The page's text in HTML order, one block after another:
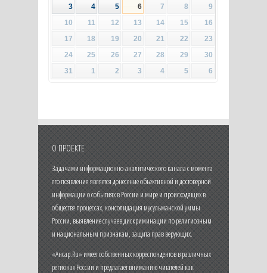
3
4 5 6 7 8
9
10
11 12 13 14 15
16
17
18 19 20 21 22
23
24
25 26 27 28 29
30
31
1 2 3 4 5 6
О ПРОЕКТЕ
Задачами информационно-аналитического канала с момента
его появления является донесение объективной и достоверной
информации о событиях в России и мире и происходящих в
обществе процессах, консолидация мусульманской уммы
России, выявление случаев дискриминации по религиозным
и национальным признакам, защита прав верующих.
«Ансар.Ru» имеет собственных корреспондентов в различных
регионах России и предлагает вниманию читателей как